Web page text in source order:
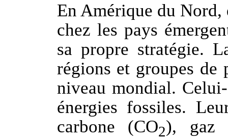
En Amérique du Nord,
chez les pays
sa propre stratégie.
régions et groupes de
niveau mondial.
énergies fossiles.
carbone (CO2), gaz